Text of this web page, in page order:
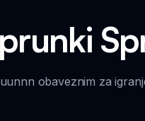
obaveznim za